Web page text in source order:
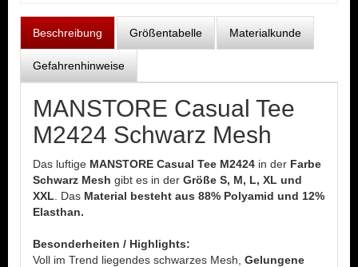
Beschreibung Größentabelle Materialkunde
Gefahrenhinweise
MANSTORE Casual Tee
M2424 Schwarz Mesh
Das luftige MANSTORE Casual Tee M2424 in der Farbe
Schwarz Mesh gibt es in der Größe S, M, L, XL und
XXL . Das Material besteht aus 88% Polyamid und 12%
Elasthan.
Besonderheiten / Highlights:
Voll im Trend liegendes schwarzes Mesh, Gelungene